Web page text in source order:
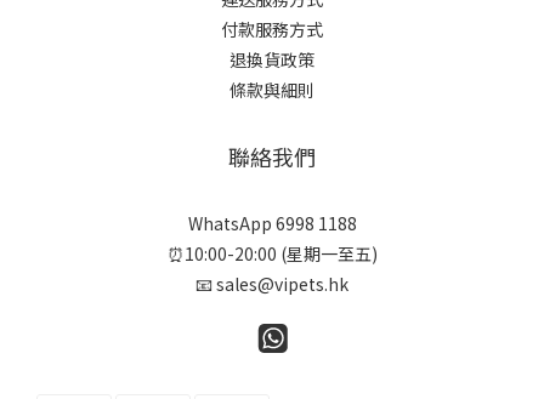
付款服務方式
退換貨政策
條款與細則
聯絡我們
WhatsApp 6998 1188
⏰10:00-20:00 (星期一至五)
📧 sales@vipets.hk